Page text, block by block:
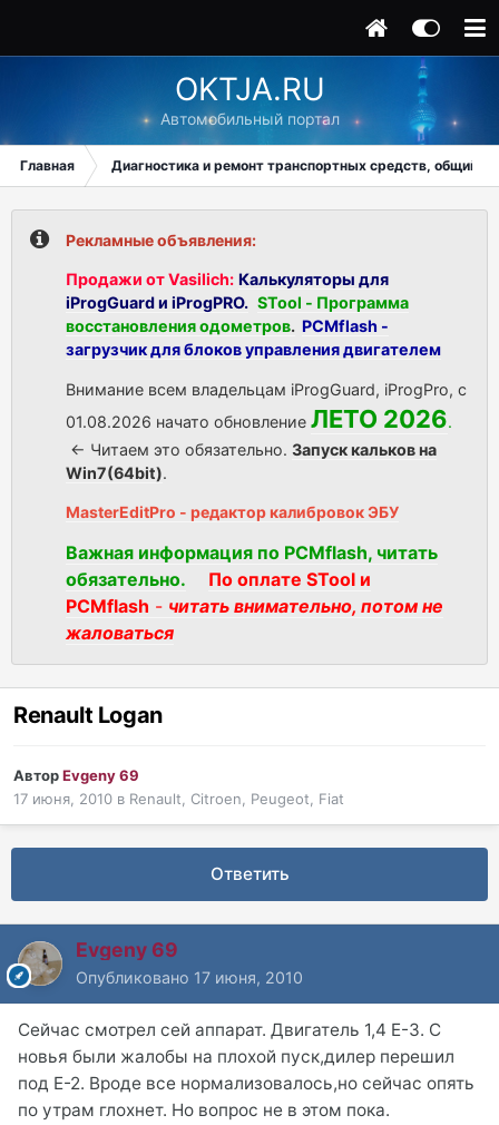
OKTJA.RU
Автомобильный портал
Главная Диагностика и ремонт транспортных средств, общий
Рекламные объявления:
Продажи от Vasilich: Калькуляторы для
iProgGuard и iProgPRO. STool - Программа
восстановления одометров. PCMflash -
загрузчик для блоков управления двигателем
Внимание всем владельцам iProgGuard, iProgPro, с
01.08.2026 начато обновление ЛЕТО 2026.
<- Читаем это обязательно. Запуск кальков на
Win7(64bit).
MasterEditPro - редактор калибровок ЭБУ
Важная информация по PCMflash, читать
обязательно.
По оплате STool и
PCMflash - читать внимательно, потом не
жаловаться
Renault Logan
АвторEvgeny 69
17 июня, 2010 в Renault, Citroen, Peugeot, Fiat
Ответить
Evgeny 69
Опубликовано 17 июня, 2010
Сейчас смотрел сей аппарат. Двигатель 1,4 Е-3. С
новья были жалобы на плохой пуск,дилер перешил
под Е-2. Вроде все нормализовалось,но сейчас опять
по утрам глохнет. Но вопрос не в этом пока.